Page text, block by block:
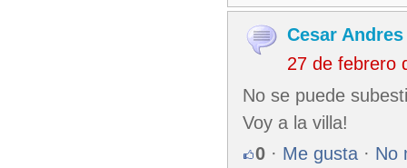
Cesar
27 de febrero
No se puede
Voy a la villa!
0 · Me gusta · No